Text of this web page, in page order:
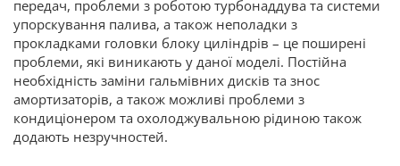
передач, проблеми з роботою турбонаддува та системи
упорскування палива, а також неполадки з
прокладками головки блоку циліндрів – це поширені
проблеми, які виникають у даної моделі. Постійна
необхідність заміни гальмівних дисків та знос
амортизаторів, а також можливі проблеми з
кондиціонером та охолоджувальною рідиною також
додають незручностей.